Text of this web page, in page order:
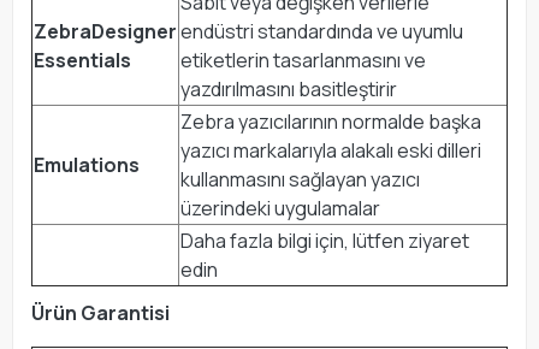
ZebraDesigner
Essentials
endüstri standardında ve uyumlu
etiketlerin tasarlanmasını ve
yazdırılmasını basitleştirir
Emulations
Zebra yazıcılarının normalde başka
yazıcı markalarıyla alakalı eski dilleri
kullanmasını sağlayan yazıcı
üzerindeki uygulamalar
Daha fazla bilgi için, lütfen ziyaret
edin
Ürün Garantisi